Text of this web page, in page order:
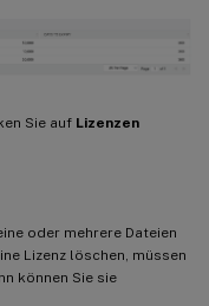
Sie auf Lizenzen
oder mehrere Dateien
Lizenz löschen, müssen
können Sie sie